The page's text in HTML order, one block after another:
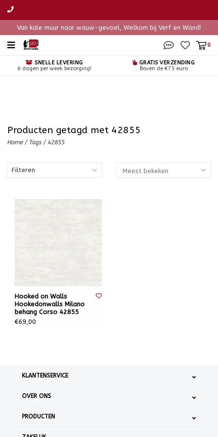
Van kale muur naar wauw-gevoel, Welkom bij Verf en Wand!
0
SNELLE LEVERING
6 dagen per week bezorging!
GRATIS VERZENDING
Boven de €75 euro
Producten getagd met 42855
Home / Tags / 42855
Filteren
Hooked on Walls
Hookedonwalls Milano
behang Corso 42855
€69,00
KLANTENSERVICE
OVER ONS
PRODUCTEN